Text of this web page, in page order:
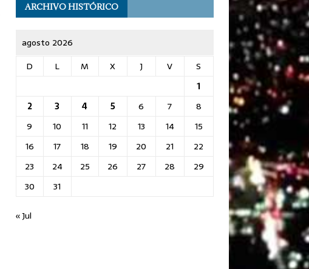
ARCHIVO HISTÓRICO
agosto 2026
D
L M X J V
S
1
2
3 4 5 6 7
8
9
10 11 12 13 14
15
16
17 18 19 20 21
22
23
24 25 26 27 28
29
30
31
« Jul